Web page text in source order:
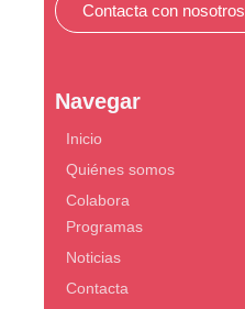
Contacta con nosotros
Navegar
Inicio
Quiénes somos
Colabora
Programas
Noticias
Contacta